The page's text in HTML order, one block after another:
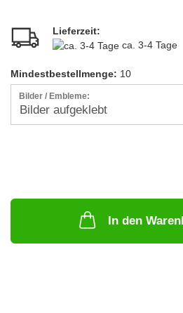
Lieferzeit:
ca. 3-4 Tage
Mindestbestellmenge: 10
Bilder / Embleme:
In den